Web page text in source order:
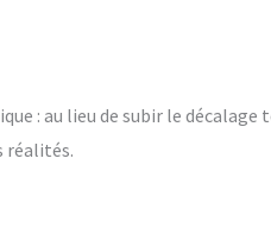
: au lieu de subir le
réalités.